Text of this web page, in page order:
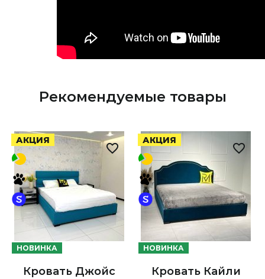
Рекомендуемые товары
АКЦИЯ
НОВИНКА
Кровать Джойс
АКЦИЯ
НОВИНКА
Кровать Кайли